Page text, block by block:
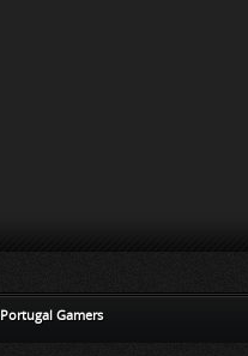
Portugal Gamers